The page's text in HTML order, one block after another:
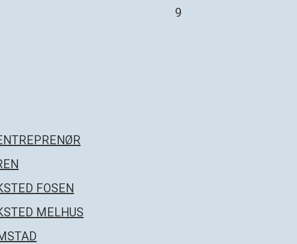
9
FOSEN
MELHUS